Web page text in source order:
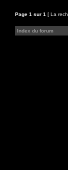
Page 1 sur 1 [ La
Index du forum